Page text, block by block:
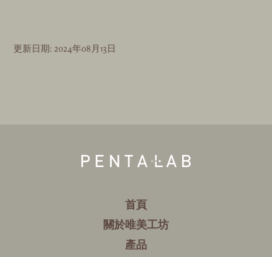
更新日期: 2024年08月13日
首頁
關於唯美工坊
產品